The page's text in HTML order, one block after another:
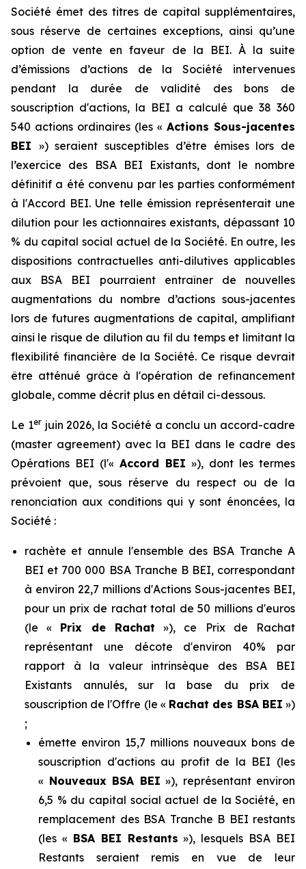
Société émet des titres de capital supplémentaires,
sous réserve de certaines exceptions, ainsi qu’une
option de vente en faveur de la BEI. À la suite
d’émissions d’actions de la Société intervenues
pendant la durée de validité des bons de
souscription d'actions, la BEI a calculé que 38 360
540 actions ordinaires (les « Actions Sous-jacentes
BEI ») seraient susceptibles d’être émises lors de
l’exercice des BSA BEI Existants, dont le nombre
définitif a été convenu par les parties conformément
à l'Accord BEI. Une telle émission représenterait une
dilution pour les actionnaires existants, dépassant 10
% du capital social actuel de la Société. En outre, les
dispositions contractuelles anti-dilutives applicables
aux BSA BEI pourraient entraîner de nouvelles
augmentations du nombre d’actions sous-jacentes
lors de futures augmentations de capital, amplifiant
ainsi le risque de dilution au fil du temps et limitant la
flexibilité financière de la Société. Ce risque devrait
être atténué grâce à l'opération de refinancement
globale, comme décrit plus en détail ci-dessous.
Le 1erjuin 2026, la Société a conclu un accord-cadre
(master agreement) avec la BEI dans le cadre des
Opérations BEI (l'« Accord BEI »), dont les termes
prévoient que, sous réserve du respect ou de la
renonciation aux conditions qui y sont énoncées, la
Société :
rachète et annule l'ensemble des BSA Tranche A
BEI et 700 000 BSA Tranche B BEI, correspondant
à environ 22,7 millions d'Actions Sous-jacentes BEI,
pour un prix de rachat total de 50 millions d'euros
(le « Prix de Rachat »), ce Prix de Rachat
représentant une décote d'environ 40% par
rapport à la valeur intrinsèque des BSA BEI
Existants annulés, sur la base du prix de
souscription de l'Offre (le « Rachat des BSA BEI »)
;
émette environ 15,7 millions nouveaux bons de
souscription d'actions au profit de la BEI (les
« Nouveaux BSA BEI »), représentant environ
6,5 % du capital social actuel de la Société, en
remplacement des BSA Tranche B BEI restants
(les « BSA BEI Restants »), lesquels BSA BEI
Restants seraient remis en vue de leur